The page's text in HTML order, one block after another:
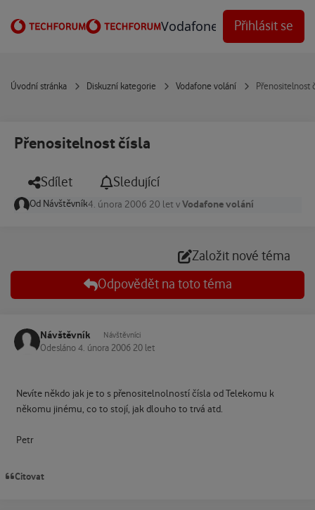
Vodafone Techforum
Přihlásit se
Úvodní stránka Diskuzní kategorie Vodafone volání Přenositelnost
Přenositelnost čísla
Sdílet Sledující
Od Návštěvník4. února 2006 20 let vVodafone volání
Založit nové téma
Odpovědět na toto téma
Návštěvník Návštěvníci
Odesláno 4. února 2006 20 let
Nevíte někdo jak je to s přenositelnolností čísla od Telekomu k
někomu jinému, co to stojí, jak dlouho to trvá atd.
Petr
Citovat